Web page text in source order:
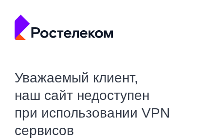
Уважаемый клиент,
наш сайт недоступен
при использовании VPN
сервисов